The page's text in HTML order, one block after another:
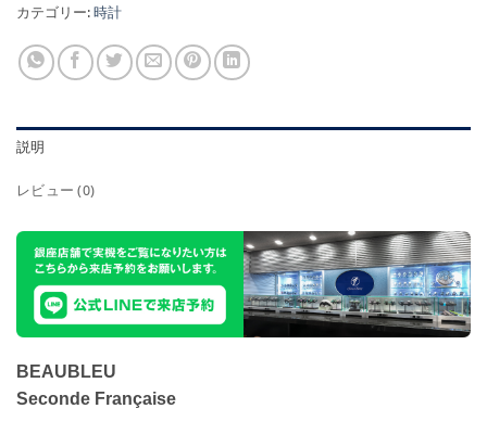
カテゴリー:時計
説明
レビュー (0)
BEAUBLEU
Seconde Française